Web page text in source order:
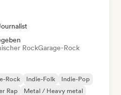
RockGarage-Rock
Rock Indie-Folk
Indie-Pop
Rap
Metal / Heavy metal